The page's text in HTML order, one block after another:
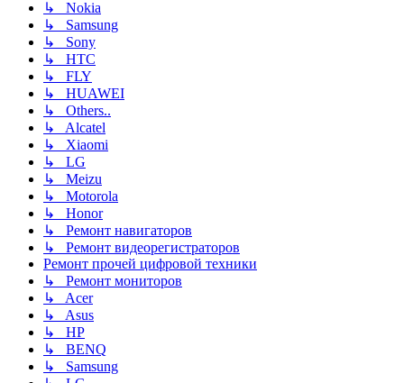
↳ Nokia
↳ Samsung
↳ Sony
↳ HTC
↳ FLY
↳ HUAWEI
↳ Others..
↳ Alcatel
↳ Xiaomi
↳ LG
↳ Meizu
↳ Motorola
↳ Honor
↳ Ремонт навигаторов
↳ Ремонт видеорегистраторов
Ремонт прочей цифровой техники
↳ Ремонт мониторов
↳ Acer
↳ Asus
↳ HP
↳ BENQ
↳ Samsung